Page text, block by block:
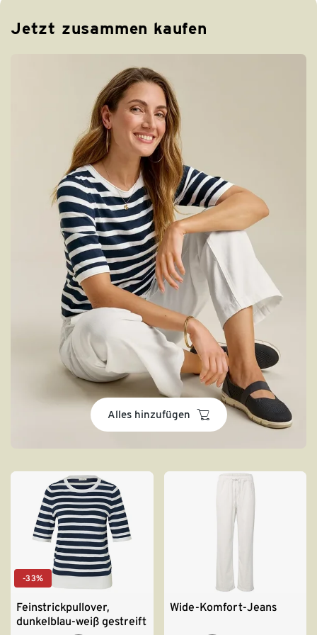
Jetzt zusammen kaufen
Alles hinzufügen basket
-33%
Feinstrickpullover,
dunkelblau-weiß gestreift
Wide-Komfort-Jeans